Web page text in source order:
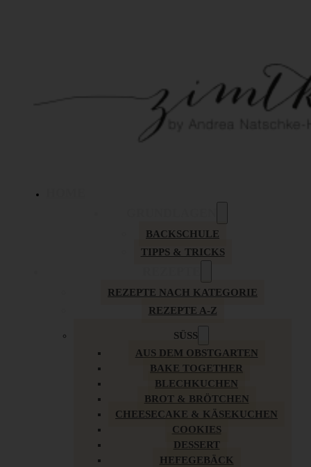
BACKSCHULE
TIPPS & TRICKS
REZEPTE NACH KATEGORIE
REZEPTE A-Z
SÜSS
AUS DEM OBSTGARTEN
BAKE TOGETHER
BLECHKUCHEN
BROT & BRÖTCHEN
CHEESECAKE & KÄSEKUCHEN
COOKIES
DESSERT
HEFEGEBÄCK